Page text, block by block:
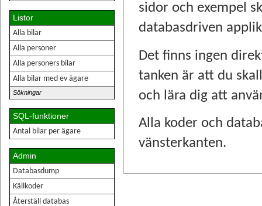
Listor
Alla bilar
Alla personer
Alla personers bilar
Alla bilar med ev ägare
Sökningar
SQL-funktioner
Antal bilar per ägare
Admin
Databasdump
Källkoder
Återställ databas
sidor och exempel
databasdriven
Det finns ingen
tanken är att du
och lära dig att
Alla koder och
vänsterkanten.